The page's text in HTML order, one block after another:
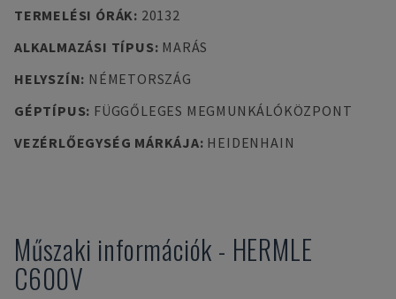
TERMELÉSI ÓRÁK: 20132
ALKALMAZÁSI TÍPUS: MARÁS
HELYSZÍN: NÉMETORSZÁG
GÉPTÍPUS: FÜGGŐLEGES MEGMUNKÁLÓKÖZPONT
VEZÉRLŐEGYSÉG MÁRKÁJA: HEIDENHAIN
Műszaki információk - HERMLE
C600V